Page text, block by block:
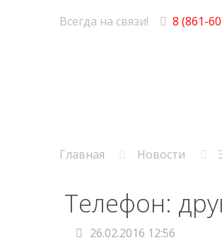
Всегда на связи! 8 (861-
Главная Новости
Телефон:
26.02.2016 12:56